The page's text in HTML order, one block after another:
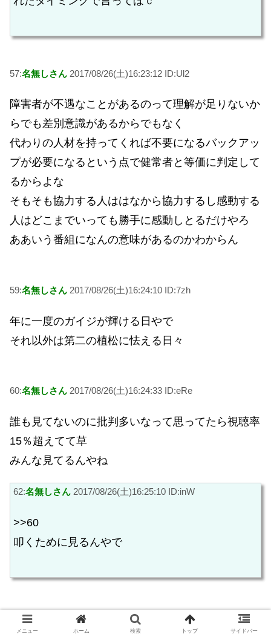
57:名無しさん 2017/08/26(土)16:23:12 ID:Ul2
障害者が不遇なことがあるのって理解が足りないか
らでも差別意識があるからでもなく
代わりの人材を持ってくれば不要になるバックアッ
プが必要になるという点で健常者と等価に判定して
るからよな
そもそも協力する人ははなから協力するし感動する
人はどこまでいっても勝手に感動しとるだけやろ
ああいう番組になんの意味があるのかわからん
59:名無しさん 2017/08/26(土)16:24:10 ID:7zh
年に一度のガイジが輝ける日やで
それ以外は第二の植松に怯える日々
60:名無しさん 2017/08/26(土)16:24:33 ID:eRe
誰も見てないのに批判多いなって思ってたら視聴率
15％超えてて草
みんな見てるんやね
62:名無しさん 2017/08/26(土)16:25:10 ID:inW
>>60
叩くために見るんやで
名無しさん 2017/08/26(土)16:24:55 ID:Jp3
メニュー ホーム 検索 トップ サイドバー